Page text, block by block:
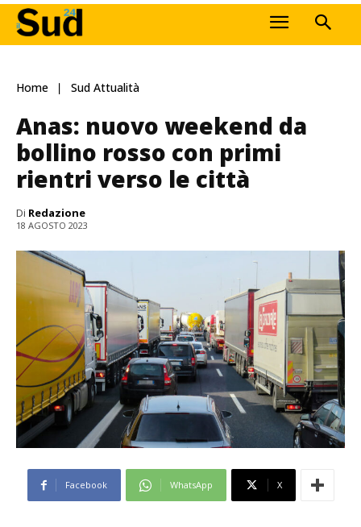
Home Sud Attualità
Anas: nuovo weekend da
bollino rosso con primi
rientri verso le città
Di Redazione
18 AGOSTO 2023
Facebook WhatsApp X